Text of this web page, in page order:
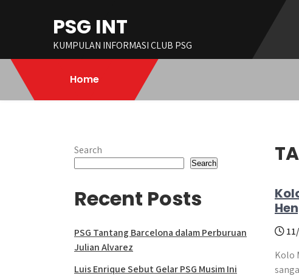
PSG INT
KUMPULAN INFORMASI CLUB PSG
Home
Kolo
Search
Search
Recent Posts
PSG Tantang Barcelona dalam Perburuan
Julian Alvarez
Luis Enrique Sebut Gelar PSG Musim Ini